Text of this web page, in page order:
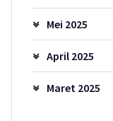
Mei 2025
April 2025
Maret 2025